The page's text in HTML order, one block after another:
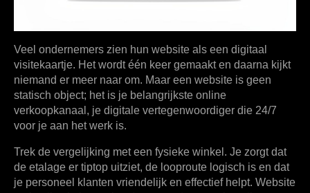
Veel ondernemers zien hun website als een digitaal
visitekaartje. Het wordt één keer gemaakt en daarna kijkt
niemand er meer naar om. Maar een website is geen
statisch object; het is je belangrijkste online
verkoopkanaal, je digitale vertegenwoordiger die 24/7
voor je aan het werk is.
Trek de vergelijking met een fysieke winkel. Je zorgt dat
de etalage er tiptop uitziet, de looproute logisch is en dat
je personeel klanten vriendelijk en effectief helpt. Website